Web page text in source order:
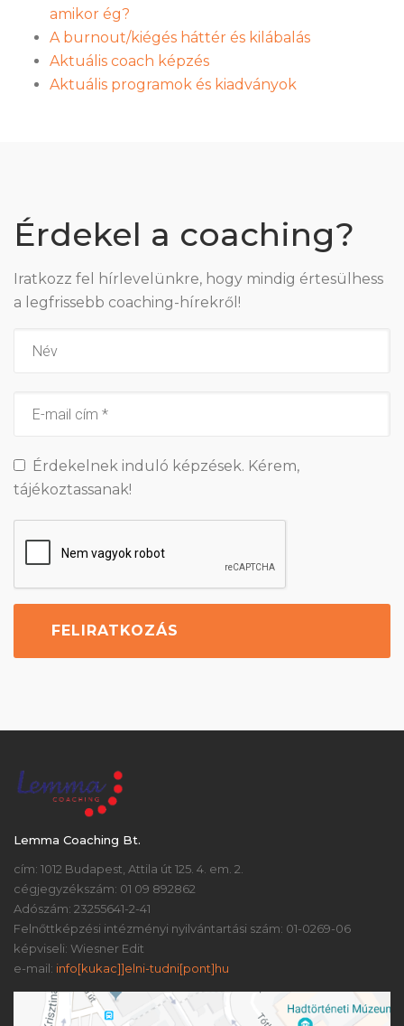
amikor ég?
A burnout/kiégés háttér és kilábalás
Aktuális coach képzés
Aktuális programok és kiadványok
Érdekel a coaching?
Iratkozz fel hírlevelünkre, hogy mindig értesülhess
a legfrissebb coaching-hírekről!
Érdekelnek induló képzések. Kérem,
tájékoztassanak!
Lemma Coaching Bt.
cím: 1012 Budapest, Attila út 125. 4. em. 2.
cégjegyzékszám: 01 09 892862
Adószám: 23255641-2-41
Felnőttképzési intézményi nyilvántartási szám: 01-0269-06
képviseli: Wiesner Edit
e-mail: info[kukac]]elni-tudni[pont]hu